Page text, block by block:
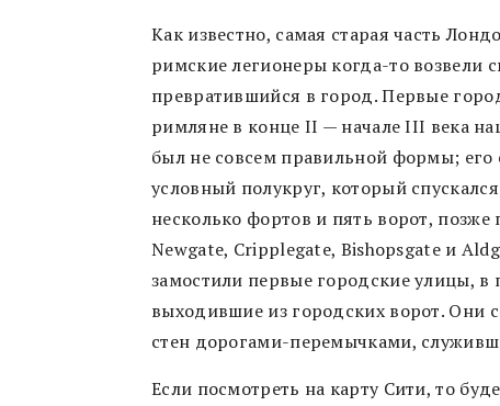
Как известно, самая старая часть
римские легионеры когда-то возвели
превратившийся в город. Первые
римляне в конце II — начале III века
был не совсем правильной формы; его
условный полукруг, который
несколько фортов и пять ворот,
Newgate, Cripplegate, Bishopsgate и
замостили первые городские улицы,
выходившие из городских ворот. Они
стен дорогами-перемычками,
Если посмотреть на карту Сити, то